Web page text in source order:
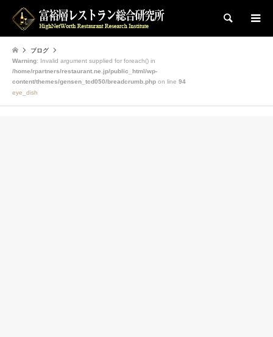
検索
ブログ
Warning: Invalid argument supplied for foreach() in
/home/rpartners/restaurant.ne.jp/public_html/wp-
content/themes/gensen_tcd050/breadcrumb.php on line 94
eye_dish